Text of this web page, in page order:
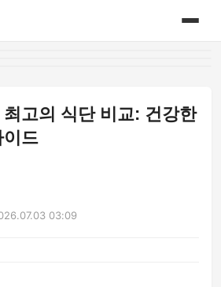
고의 식단 비교: 건강한
이드
03:09